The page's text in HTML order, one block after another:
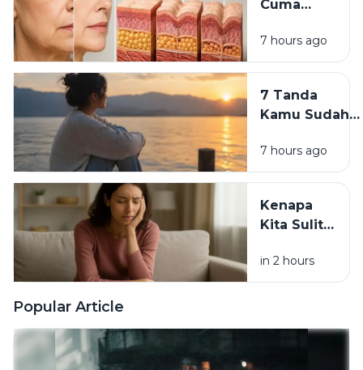
Dimulai
Cuma
7
Kebiasaan
Diam-
Diam Bikin
Cepat Tua
7 hours ago
7 Tanda
Kamu Sudah
Meninggalkan
Versi Lama
7 hours ago
Kenapa
Kita Sulit
Padahal
Tahu
in 2 hours
Popular Article